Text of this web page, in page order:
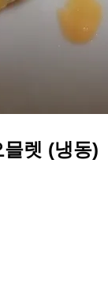
렛 (냉동)